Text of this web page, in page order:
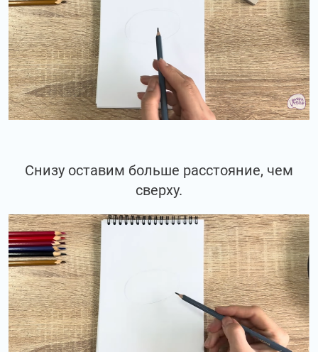
Снизу оставим больше расстояние, чем
сверху.